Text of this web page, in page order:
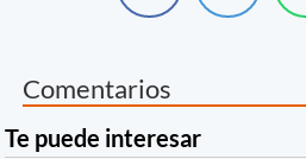
Comentarios